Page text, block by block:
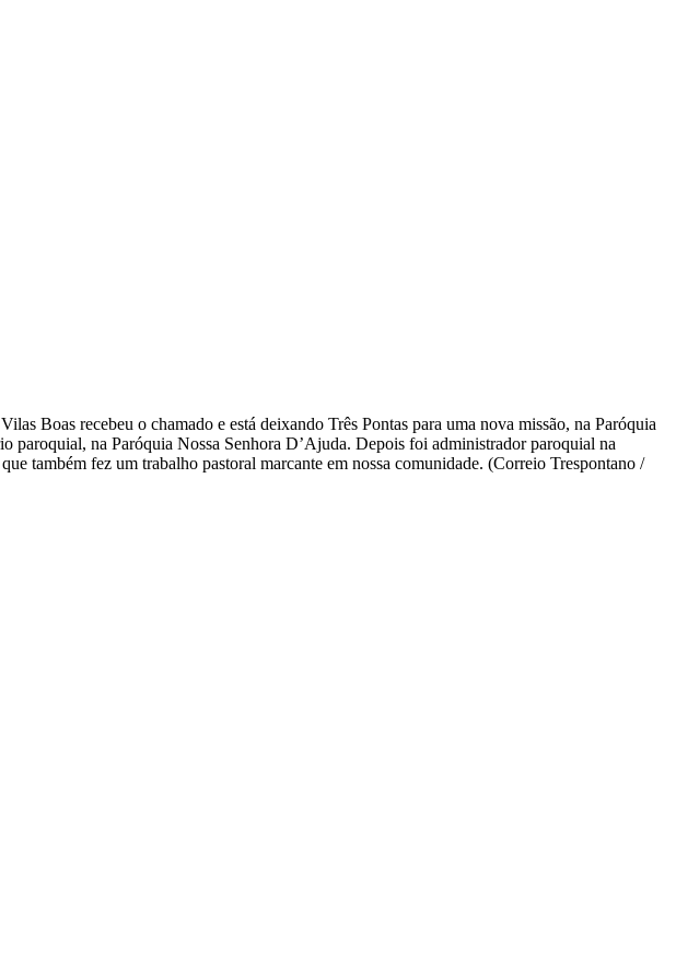
Boas recebeu o chamado e está deixando Três Pontas para uma nova missão, na Paróquia
na Paróquia Nossa Senhora D’Ajuda. Depois foi administrador paroquial na
também fez um trabalho pastoral marcante em nossa comunidade. (Correio Trespontano /